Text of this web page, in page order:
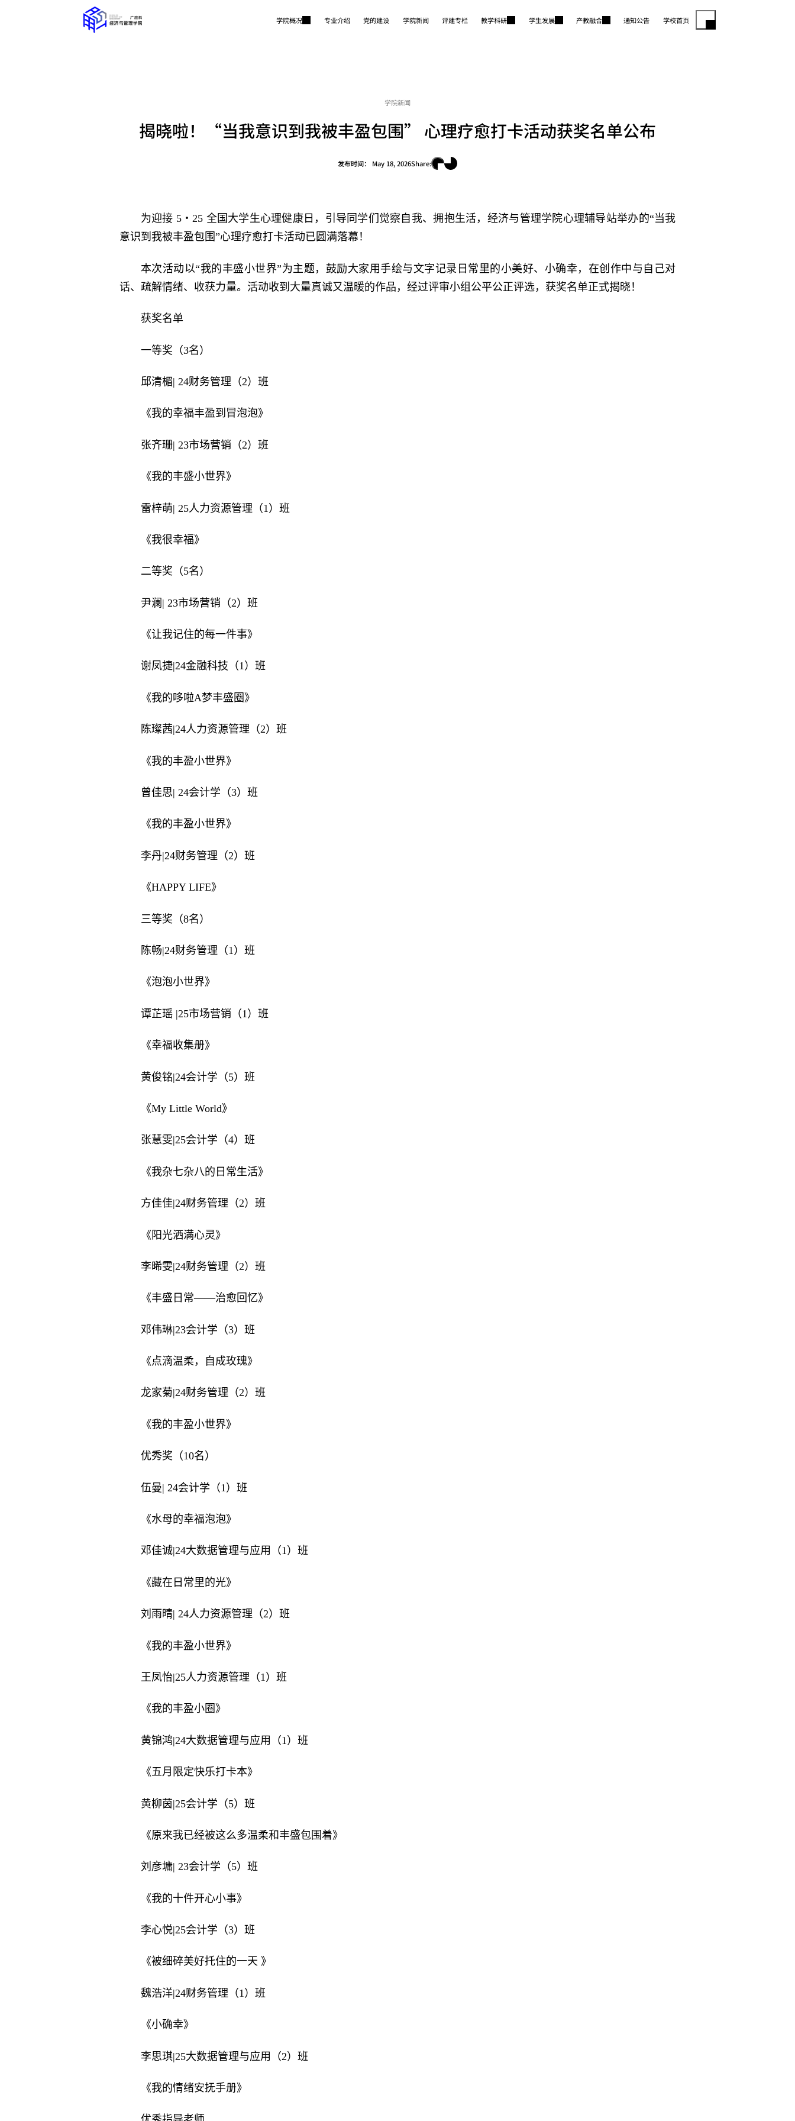
学院概况 专业介绍 党的建设 学院新闻 评建专栏 教学科研 学生发展 产教融合 通知公告 学校首页
学院新闻
揭晓啦！“当我意识到我被丰盈包围” 心理疗愈打卡活动获奖名单公布
发布时间： May 18, 2026Share:
为迎接 5・25 全国大学生心理健康日，引导同学们觉察自我、拥抱生活，经济与管理学院心理辅导站举办的“当我
意识到我被丰盈包围”心理疗愈打卡活动已圆满落幕！
本次活动以“我的丰盛小世界”为主题，鼓励大家用手绘与文字记录日常里的小美好、小确幸，在创作中与自己对
话、疏解情绪、收获力量。活动收到大量真诚又温暖的作品，经过评审小组公平公正评选，获奖名单正式揭晓！
获奖名单
一等奖（3名）
邱清楣| 24财务管理（2）班
《我的幸福丰盈到冒泡泡》
张齐珊| 23市场营销（2）班
《我的丰盛小世界》
雷梓萌| 25人力资源管理（1）班
《我很幸福》
二等奖（5名）
尹澜| 23市场营销（2）班
《让我记住的每一件事》
谢凤捷|24金融科技（1）班
《我的哆啦A梦丰盛圈》
陈璨茜|24人力资源管理（2）班
《我的丰盈小世界》
曾佳思| 24会计学（3）班
《我的丰盈小世界》
李丹|24财务管理（2）班
《HAPPY LIFE》
三等奖（8名）
陈畅|24财务管理（1）班
《泡泡小世界》
谭芷瑶 |25市场营销（1）班
《幸福收集册》
黄俊铭|24会计学（5）班
《My Little World》
张慧雯|25会计学（4）班
《我杂七杂八的日常生活》
方佳佳|24财务管理（2）班
《阳光洒满心灵》
李晞雯|24财务管理（2）班
《丰盛日常——治愈回忆》
邓伟琳|23会计学（3）班
《点滴温柔，自成玫瑰》
龙家菊|24财务管理（2）班
《我的丰盈小世界》
优秀奖（10名）
伍曼| 24会计学（1）班
《水母的幸福泡泡》
邓佳诚|24大数据管理与应用（1）班
《藏在日常里的光》
刘雨晴| 24人力资源管理（2）班
《我的丰盈小世界》
王凤怡|25人力资源管理（1）班
《我的丰盈小圈》
黄锦鸿|24大数据管理与应用（1）班
《五月限定快乐打卡本》
黄柳茵|25会计学（5）班
《原来我已经被这么多温柔和丰盛包围着》
刘彦墉| 23会计学（5）班
《我的十件开心小事》
李心悦|25会计学（3）班
《被细碎美好托住的一天 》
魏浩洋|24财务管理（1）班
《小确幸》
李思琪|25大数据管理与应用（2）班
《我的情绪安抚手册》